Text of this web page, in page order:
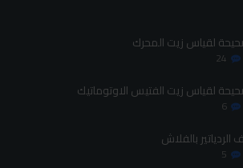
لقياس زيت المحرك
24
لقياس زيت الفتيس الاوتوماتيك
6
بالفلاش
5